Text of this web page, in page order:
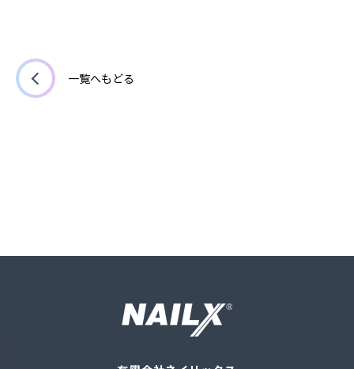
一覧へもどる